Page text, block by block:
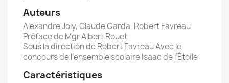
Auteurs
Alexandre Joly, Claude Garda, Robert Favreau
Préface de Mgr Albert Rouet
Sous la direction de Robert Favreau Avec le
concours de l’ensemble scolaire Isaac de l’Étoile
Caractéristiques